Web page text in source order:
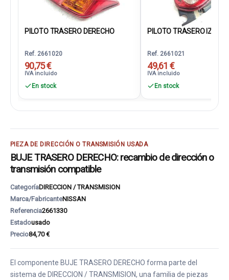
PILOTO TRASERO DERECHO
Ref. 2661020
90,75 €
IVA incluido
En stock
PILOTO TRASERO
Ref. 2661021
49,61 €
IVA incluido
En stock
PIEZA DE DIRECCIÓN O TRANSMISIÓN USADA
BUJE TRASERO DERECHO: recambio de dirección o
transmisión compatible
CategoríaDIRECCION / TRANSMISION
Marca/FabricanteNISSAN
Referencia2661330
Estadousado
Precio84,70 €
El componente BUJE TRASERO DERECHO forma parte del
sistema de DIRECCION / TRANSMISION, una familia de piezas